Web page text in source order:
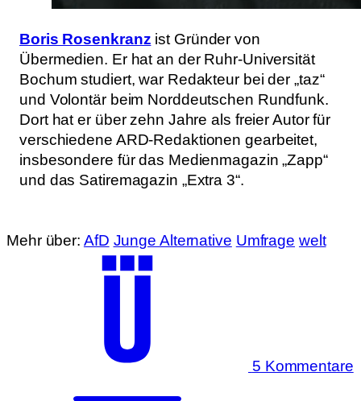
Boris Rosenkranz ist Gründer von
Übermedien. Er hat an der Ruhr-Universität
Bochum studiert, war Redakteur bei der „taz“
und Volontär beim Norddeutschen Rundfunk.
Dort hat er über zehn Jahre als freier Autor für
verschiedene ARD-Redaktionen gearbeitet,
insbesondere für das Medienmagazin „Zapp“
und das Satiremagazin „Extra 3“.
Mehr über: AfD Junge Alternative Umfrage welt
5 Kommentare